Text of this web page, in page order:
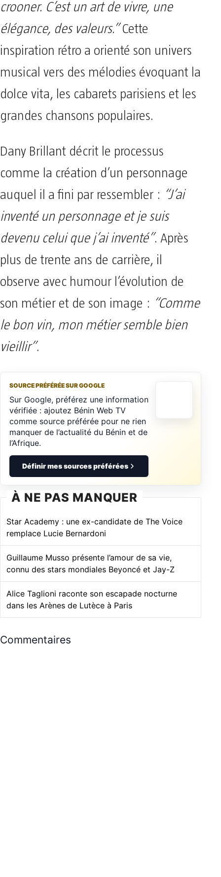
crooner. C’est un art de vivre, une
élégance, des valeurs.”Cette
inspiration rétro a orienté son univers
musical vers des mélodies évoquant la
dolce vita, les cabarets parisiens et les
grandes chansons populaires.
Dany Brillant décrit le processus
comme la création d’un personnage
auquel il a fini par ressembler : “J’ai
inventé un personnage et je suis
devenu celui que j’ai inventé”. Après
plus de trente ans de carrière, il
observe avec humour l’évolution de
son métier et de son image : “Comme
le bon vin, mon métier semble bien
vieillir”.
SOURCE PRÉFÉRÉE SUR GOOGLE
Sur Google, préférez une information
vérifiée : ajoutez Bénin Web TV
comme source préférée pour ne rien
manquer de l’actualité du Bénin et de
l’Afrique.
Définir mes sources préférées
À NE PAS MANQUER
Star Academy : une ex-candidate de The Voice
remplace Lucie Bernardoni
Guillaume Musso présente l’amour de sa vie,
connu des stars mondiales Beyoncé et Jay-Z
Alice Taglioni raconte son escapade nocturne
dans les Arènes de Lutèce à Paris
Commentaires